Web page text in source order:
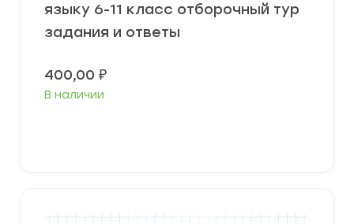
языку 6-11 класс отборочный тур
задания и ответы
400,00 ₽
В наличии